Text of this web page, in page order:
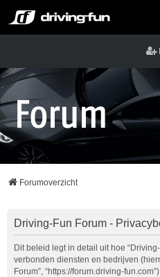
Forumoverzicht
Driving-Fun Forum -
Dit beleid legt in detail uit hoe
verbonden diensten en bedrijven
Forum”, “https://forum.driving-